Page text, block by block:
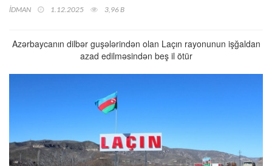
İDMAN 1.12.2025 3,96 B
Azərbaycanın dilbər guşələrindən olan Laçın rayonunun işğaldan
azad edilməsindən beş il ötür